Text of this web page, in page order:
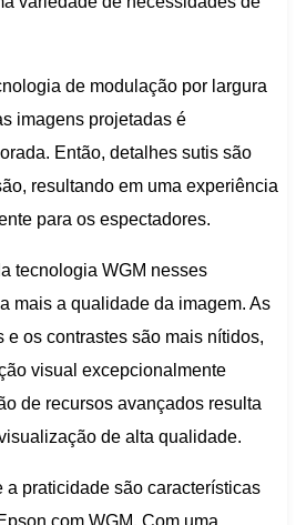
de modulação por largura
imagens projetadas é
Então, detalhes sutis são
resultando em uma experiência
para os espectadores.
tecnologia WGM nesses
mais a qualidade da imagem. As
e os contrastes são mais nítidos,
visual excepcionalmente
de recursos avançados resulta
de alta qualidade.
a praticidade são características
com WGM. Com uma